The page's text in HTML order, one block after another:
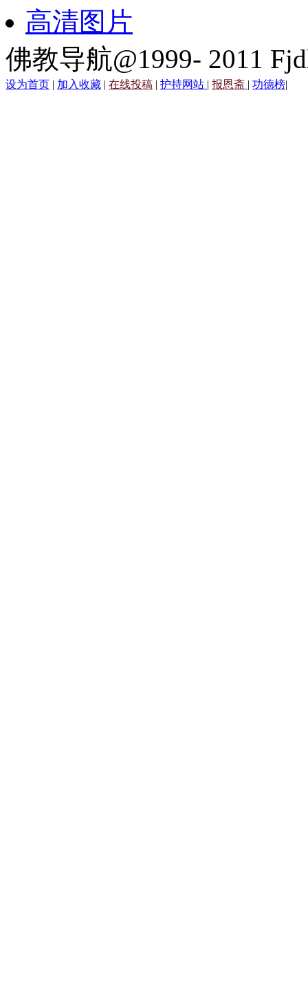
高清图片
佛教导航@1999- 2011
设为首页 | 加入收藏 | 在线投稿 | 护持网站 | 报恩斋 | 功德榜|